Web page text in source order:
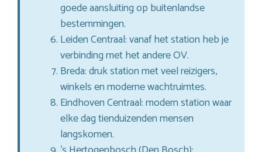
goede aansluiting op buitenlandse
bestemmingen.
Leiden Centraal: vanaf het station heb je
verbinding met het andere OV.
Breda: druk station met veel reizigers,
winkels en moderne wachtruimtes.
Eindhoven Centraal: modern station waar
elke dag tienduizenden mensen
langskomen.